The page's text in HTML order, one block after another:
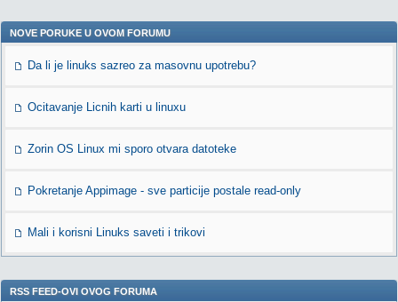
NOVE PORUKE U OVOM FORUMU
Da li je linuks sazreo za masovnu upotrebu?
Ocitavanje Licnih karti u linuxu
Zorin OS Linux mi sporo otvara datoteke
Pokretanje Appimage - sve particije postale read-only
Mali i korisni Linuks saveti i trikovi
RSS FEED-OVI OVOG FORUMA